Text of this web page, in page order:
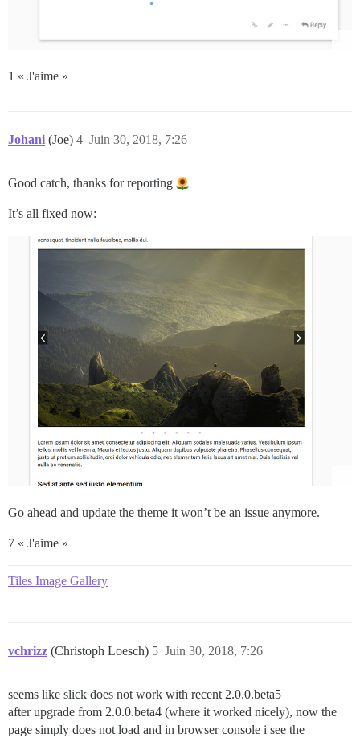
1 « J'aime »
Johani (Joe) Juin 30, 2018, 7:26
4
Good catch, thanks for reporting
It’s all fixed now:
Go ahead and update the theme it won’t be an issue anymore.
7 « J'aime »
Tiles Image Gallery
vchrizz (Christoph Loesch) Juin 30, 2018, 7:26
5
seems like slick does not work with recent 2.0.0.beta5
after upgrade from 2.0.0.beta4 (where it worked nicely), now the
page simply does not load and in browser console i see the